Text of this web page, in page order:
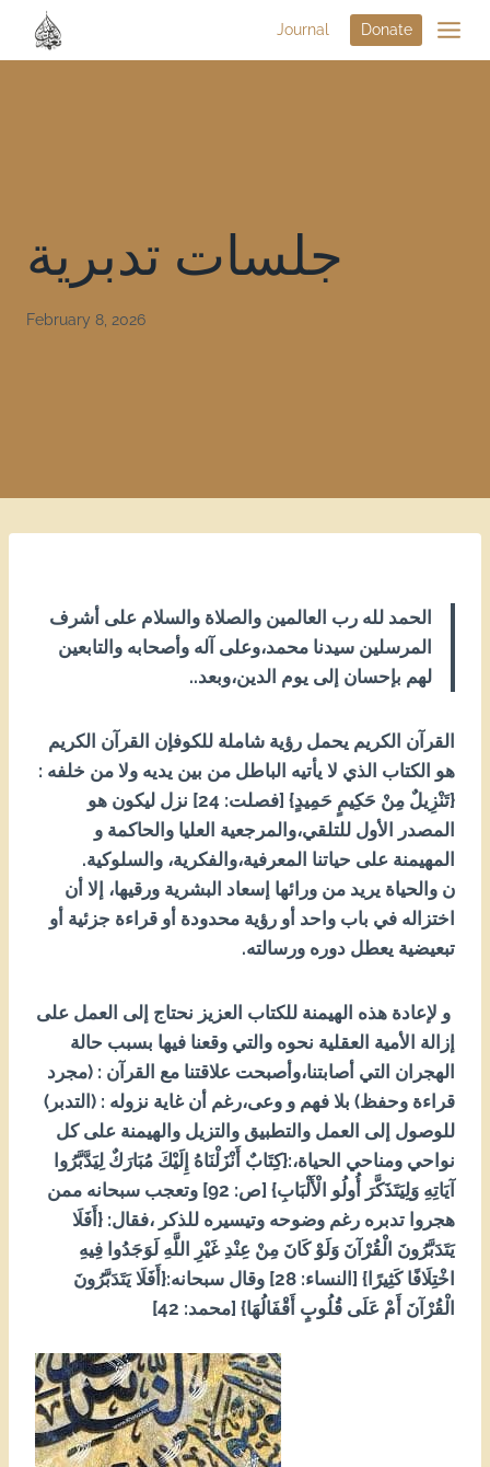
Journal Donate
جلسات تدبرية
February 8, 2026
الحمد لله رب العالمين والصلاة والسلام على أشرف
المرسلين سيدنا محمد،وعلى آله وأصحابه والتابعين
لهم بإحسان إلى يوم الدين،وبعد..
القرآن الكريم يحمل رؤية شاملة للكوفإن القرآن الكريم
هو الكتاب الذي لا يأتيه الباطل من بين يديه ولا من خلفه :
{تَنْزِيلٌ مِنْ حَكِيمٍ حَمِيدٍ} [فصلت: 42] نزل ليكون هو
المصدر الأول للتلقي،والمرجعية العليا والحاكمة و
المهيمنة على حياتنا المعرفية،والفكرية، والسلوكية.
ن والحياة يريد من ورائها إسعاد البشرية ورقيها، إلا أن
اختزاله في باب واحد أو رؤية محدودة أو قراءة جزئية أو
تبعيضية يعطل دوره ورسالته.
و لإعادة هذه الهيمنة للكتاب العزيز نحتاج إلى العمل على
إزالة الأمية العقلية نحوه والتي وقعنا فيها بسبب حالة
الهجران التي أصابتنا،وأصبحت علاقتنا مع القرآن : (مجرد
قراءة وحفظ) بلا فهم و وعى،رغم أن غاية نزوله : (التدبر)
للوصول إلى العمل والتطبيق والتزيل والهيمنة على كل
نواحي ومناحي الحياة،:{كِتَابٌ أَنْزَلْنَاهُ إِلَيْكَ مُبَارَكٌ لِيَدَّبَّرُوا
آيَاتِهِ وَلِيَتَذَكَّرَ أُولُو الْأَلْبَابِ} [ص: 29] وتعجب سبحانه ممن
هجروا تدبره رغم وضوحه وتيسيره للذكر ،فقال: {أَفَلَا
يَتَدَبَّرُونَ الْقُرْآنَ وَلَوْ كَانَ مِنْ عِنْدِ غَيْرِ اللَّهِ لَوَجَدُوا فِيهِ
اخْتِلَافًا كَثِيرًا} [النساء: 82] وقال سبحانه:{أَفَلَا يَتَدَبَّرُونَ
الْقُرْآنَ أَمْ عَلَى قُلُوبٍ أَقْفَالُهَا} [محمد: 24]